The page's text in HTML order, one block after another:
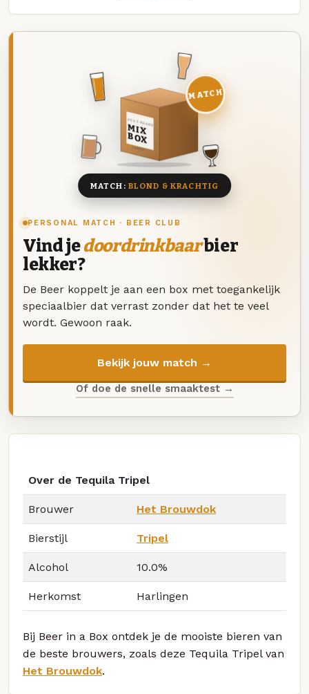
PERSONAL MATCH · BEER CLUB
Vind jedoordrinkbaarbier
lekker?
De Beer koppelt je aan een box met toegankelijk
speciaalbier dat verrast zonder dat het te veel
wordt. Gewoon raak.
Bekijk jouw match →
Of doe de snelle smaaktest →
DEZE MAAND
MIX
BOX
8 BIEREN
MATCH
MATCH: BLOND & KRACHTIG
Over de Tequila Tripel
Brouwer Het Brouwdok
Bierstijl Tripel
Alcohol 10.0%
Herkomst Harlingen
Bij Beer in a Box ontdek je de mooiste bieren van
de beste brouwers, zoals deze Tequila Tripel van
Het Brouwdok.